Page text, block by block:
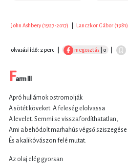
John Ashbery (1927-2017) Lanczkor Gábor (1981)
olvasási idő: 2 perc megosztás | 0
Farm III
Apró hullámok ostromolják
A sötét köveket. A feleség elolvassa
A levelet. Semmi se visszafordíthatatlan,
Ami a behódolt marhahús végső sziszegése
És a kalikóvászon felé mutat.
Az olaj elég gyorsan